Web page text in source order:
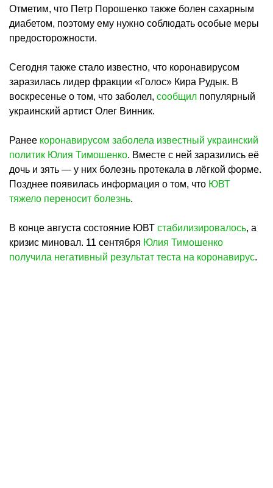
Отметим, что Петр Порошенко также болен сахарным
диабетом, поэтому ему нужно соблюдать особые меры
предосторожности.
Cегодня также стало известно, что коронавирусом
заразилась лидер фракции «Голос» Кира Рудык. В
воскресенье о том, что заболел, сообщил популярный
украинский артист Олег Винник.
Ранее коронавирусом заболела известный украинский
политик Юлия Тимошенко. Вместе с ней заразились её
дочь и зять — у них болезнь протекала в лёгкой форме.
Позднее появилась информация о том, что ЮВТ
тяжело переносит болезнь.
В конце августа состояние ЮВТ стабилизировалось, а
кризис миновал. 11 сентября Юлия Тимошенко
получила негативный результат теста на коронавирус.